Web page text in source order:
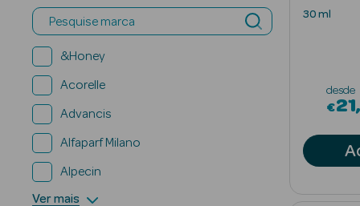
Pesquise marca
&Honey
Acorelle
Advancis
Alfaparf Milano
Alpecin
Ver mais
30 ml
desde
€21